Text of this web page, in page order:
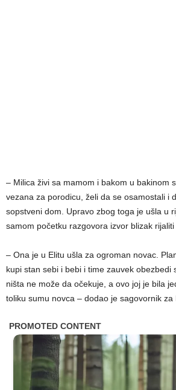
– Milica živi sa mamom i bakom u bakinom
vezana za porodicu, želi da se osamostali i
sopstveni dom. Upravo zbog toga je ušla u
samom početku razgovora izvor blizak rijaliti
– Ona je u Elitu ušla za ogroman novac.
kupi stan sebi i bebi i time zauvek obezbedi
ništa ne može da očekuje, a ovo joj je bila
toliku sumu novca – dodao je sagovornik za